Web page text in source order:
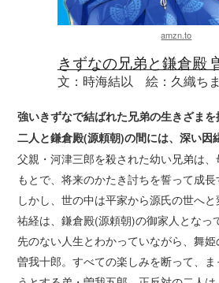
amzn.to
きずなの兄弟と鎌倉殿
文：時海結以 絵：久織ち
強いきずなで結ばれた兄弟の生きざまを
二人と鎌倉殿(源頼朝)の間には、深い
父親・河津三郎を殺された幼い兄弟は
もとで、将来のかたき討ちを誓って成長
しかし、世の中は平家から源氏の世へ
祐経は、鎌倉殿(源頼朝)の御家人となっ
先のない人生とわかっていながら、舞姫
曽我十郎。すべての楽しみを断って、